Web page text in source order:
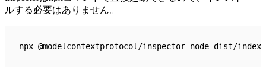
ルする必要はありません。
npx @modelcontextprotocol/inspector node dist/